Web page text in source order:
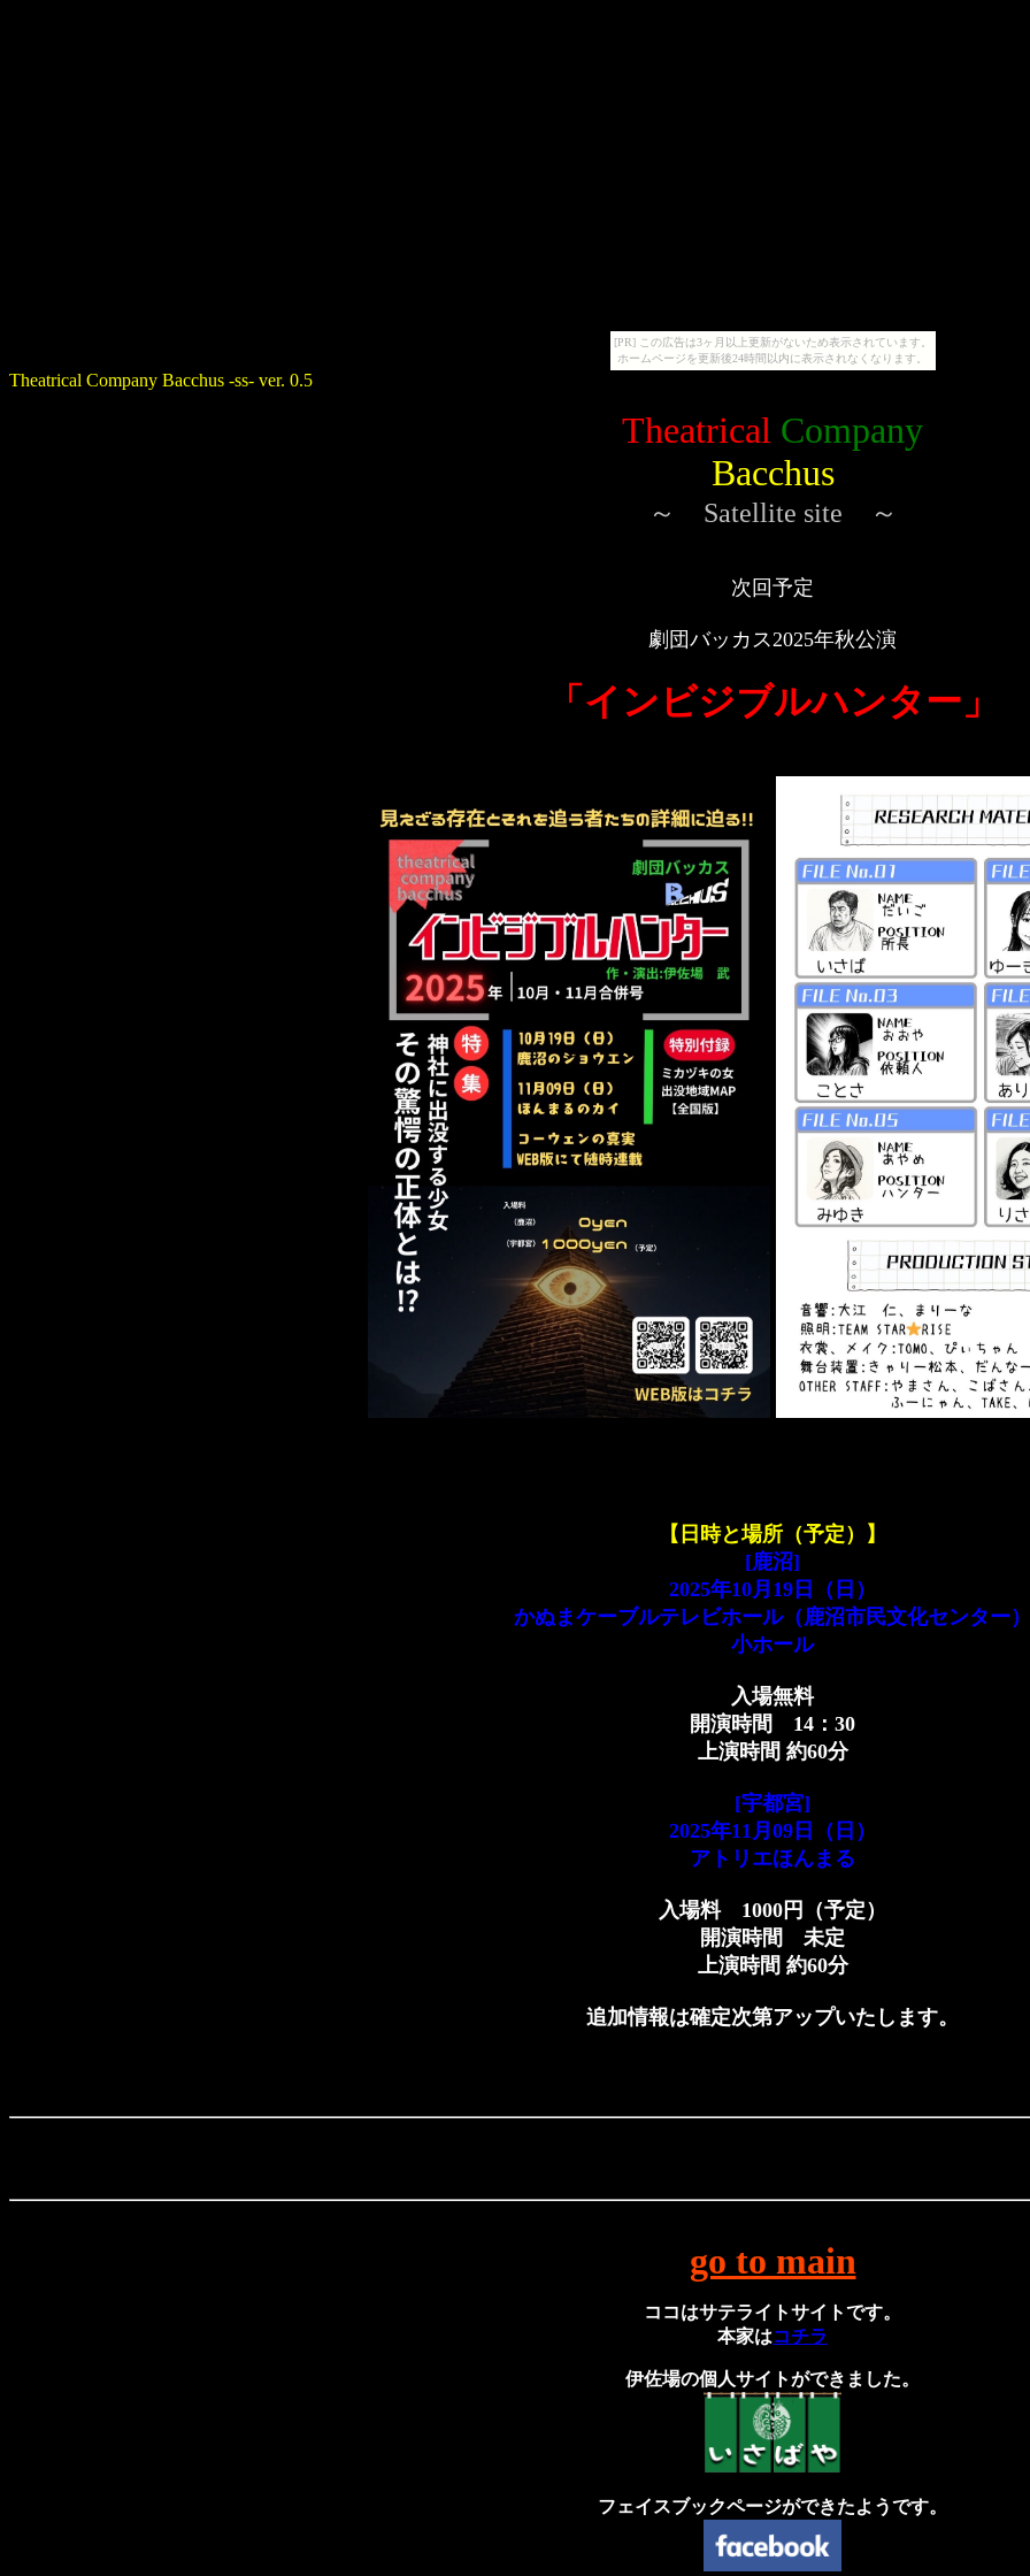
[PR] この広告は3ヶ月以上更新がないため表示されています。
ホームページを更新後24時間以内に表示されなくなります。
Theatrical Company Bacchus -ss- ver. 0.5
Theatrical Company
Bacchus
～ Satellite site ～
次回予定
劇団バッカス2025年秋公演
「インビジブルハンター」
【日時と場所（予定）】
[鹿沼]
2025年10月19日（日）
かぬまケーブルテレビホール（鹿沼市民文化センター）
小ホール
入場無料
開演時間 14：30
上演時間 約60分
[宇都宮]
2025年11月09日（日）
アトリエほんまる
入場料 1000円（予定）
開演時間 未定
上演時間 約60分
追加情報は確定次第アップいたします。
go to main
ココはサテライトサイトです。
本家はコチラ
伊佐場の個人サイトができました。
フェイスブックページができたようです。